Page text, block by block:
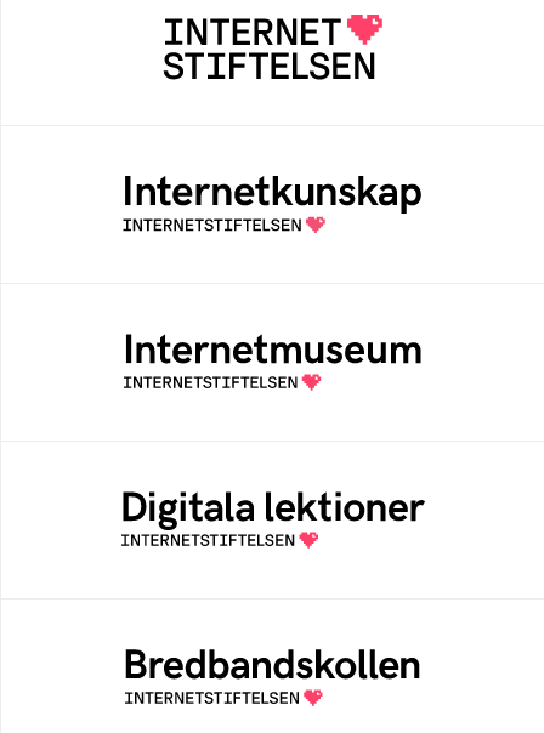
Internetstiftelsen verkar för ett internet som
bidrar positivt till människan och samhället
Samlad kunskap som hjälper dig att bli en
säker och medveten internetanvändare
Ett digitalt museum som byggts, och kureras
av Internetstiftelsen
Öppen digital lärresurs med färdiga lektioner
för alla stadier i grundskolan
Bredbandskollen är ett oberoende
konsumentverktyg som drivs av
Internetstiftelsen